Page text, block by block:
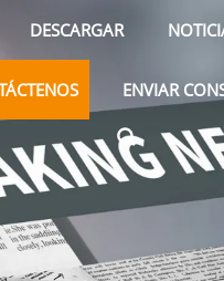
DESCARGAR
ENVIAR